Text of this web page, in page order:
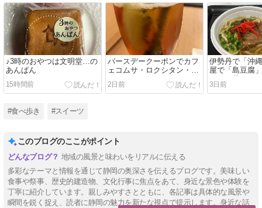
♪3時のおやつは文明堂…の
あんぱん
15時間前
バースデークーポンでカフ
ェコムサ・ロクシタン・フ
ァンケル
2日前
伊勢丹で「沖
屋で「島豆腐
ンクの花たち
3日前
#食べ歩き #スイーツ
このブログのここがポイント
地域の風景と味わいをリアルに伝える
多彩なテーマと情報を通じて静岡の奥深さを伝えるブログです。美味しい
食事や祭事、歴史的建造物、文化行事に焦点をあて、身近な景色や体験を
丁寧に紹介しています。親しみやすさとともに、各記事は具体的な風景や
瞬間を鋭く捉え、読者に静岡の魅力を新たな視点で提示します。身近な話